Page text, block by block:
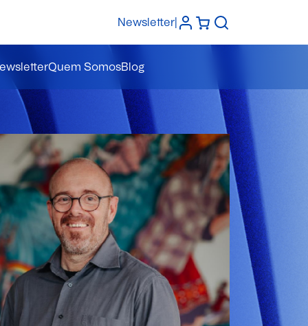
Newsletter
Quem SomosBlog